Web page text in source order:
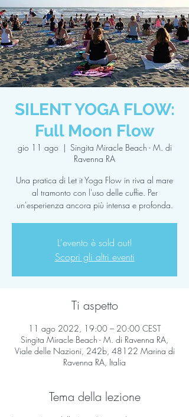
SILENT YOGA FLOW:
Full Moon Flow
gio 11 ago
  |
Singita Miracle Beach - M. di
Ravenna RA
Una pratica di Let it Yoga Flow in riva al mare
al tramonto con l'uso delle cuffie. Per
un'esperienza ancora più intensa e profonda.
L'evento è sold out!
Scopri gli altri eventi
Ti aspetto
11 ago 2022, 19:00 – 20:00 CEST
Singita Miracle Beach - M. di Ravenna RA,
Viale delle Nazioni, 242b, 48122 Marina di
Ravenna RA, Italia
Tema della lezione